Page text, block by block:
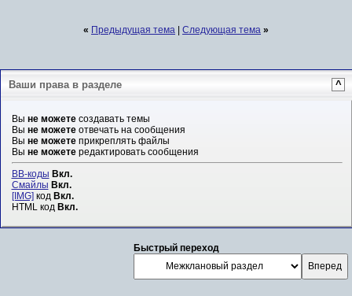
« Предыдущая тема Следующая тема »
Ваши права в разделе ^
Вы не можетесоздавать темы
Вы не можетеотвечать на сообщения
Вы не можетеприкреплять файлы
Вы не можетередактировать сообщения
BB-коды Вкл.
Смайлы Вкл.
[IMG] код Вкл.
HTML код Вкл.
Быстрый переход